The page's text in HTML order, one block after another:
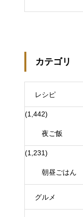
カテゴリ
レシピ
(1,442)
夜ご飯
(1,231)
朝昼ごはん
グルメ